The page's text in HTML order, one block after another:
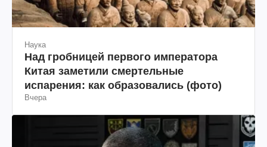
Наука
Над гробницей первого императора
Китая заметили смертельные
испарения: как образовались (фото)
Вчера